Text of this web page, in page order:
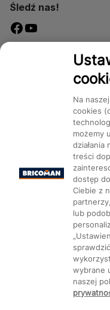
Śledź nas!
Dostępność
Kategorie
Na
cookies
możemy
treści
dostęp
Ciebie z
lub
wybrane
naszej